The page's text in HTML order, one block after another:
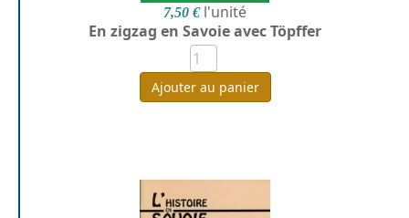
7,50 € l'unité
En zigzag en Savoie avec Töpffer
Ajouter au panier